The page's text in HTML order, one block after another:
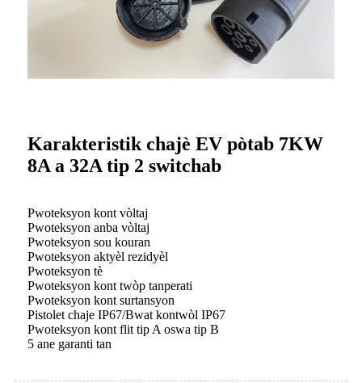
Karakteristik chajè EV pòtab 7KW
8A a 32A tip 2 switchab
Pwoteksyon kont vòltaj
Pwoteksyon anba vòltaj
Pwoteksyon sou kouran
Pwoteksyon aktyèl rezidyèl
Pwoteksyon tè
Pwoteksyon kont twòp tanperati
Pwoteksyon kont surtansyon
Pistolet chaje IP67/Bwat kontwòl IP67
Pwoteksyon kont flit tip A oswa tip B
5 ane garanti tan